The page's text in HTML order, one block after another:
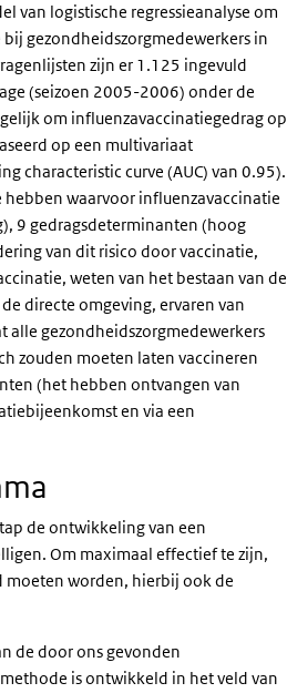
van logistische regressieanalyse om
gezondheidszorgmedewerkers in
zijn er 1.125 ingevuld
(seizoen 2005-2006) onder de
om influenzavaccinatiegedrag op
op een multivariaat
characteristic curve (AUC) van 0.95).
waarvoor influenzavaccinatie
9 gedragsdeterminanten (hoog
van dit risico door vaccinatie,
weten van het bestaan van de
directe omgeving, ervaren van
alle gezondheidszorgmedewerkers
zouden moeten laten vaccineren
(het hebben ontvangen van
en via een
de ontwikkeling van een
Om maximaal effectief te zijn,
moeten worden, hierbij ook de
de door ons gevonden
is ontwikkeld in het veld van